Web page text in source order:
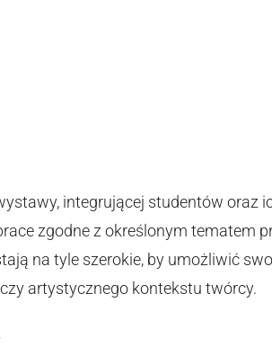
integrującej studentów oraz
zgodne z określonym tematem
na tyle szerokie, by umożliwić
artystycznego kontekstu twórcy.